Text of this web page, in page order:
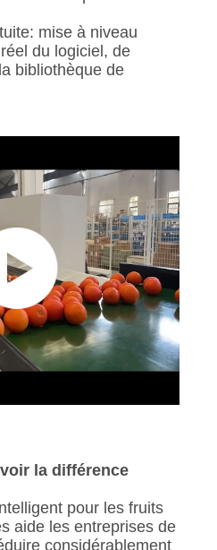
mise à niveau
du logiciel, de
bibliothèque de
la différence
pour les fruits
aide les entreprises de
considérablement